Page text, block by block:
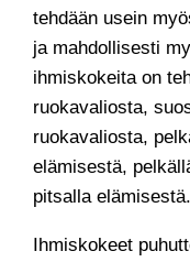
tehdään usein
ja mahdollisesti
ihmiskokeita on
ruokavaliosta,
ruokavaliosta,
elämisestä,
pitsalla elämisestä.
Ihmiskokeet